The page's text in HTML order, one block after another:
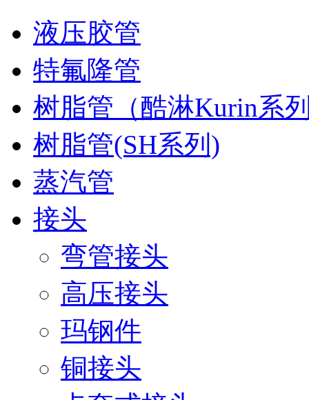
液压胶管
特氟隆管
树脂管（酷淋Kurin系
树脂管(SH系列)
蒸汽管
接头
弯管接头
高压接头
玛钢件
铜接头